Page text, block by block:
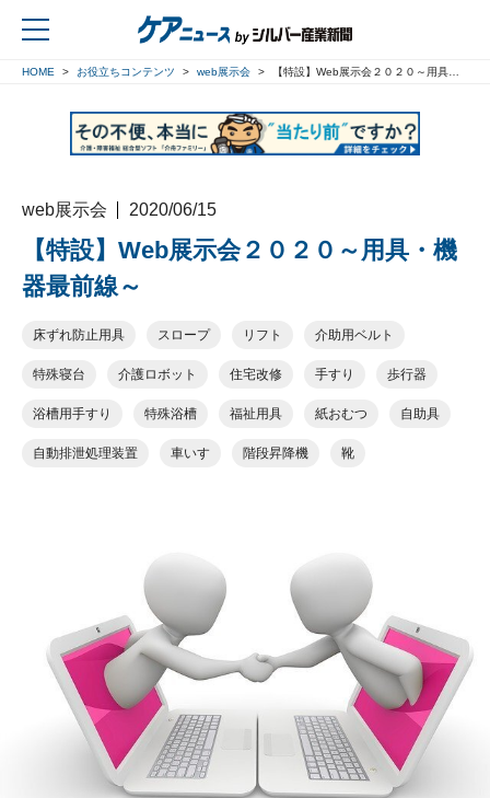
HOME お役立ちコンテンツ web展示会 【特設】Web展示会２０２０～用具・機器最前線～
web展示会 2020/06/15
【特設】Web展示会２０２０～用具・機
器最前線～
床ずれ防止用具 スロープ リフト 介助用ベルト
特殊寝台 介護ロボット 住宅改修 手すり 歩行器
浴槽用手すり 特殊浴槽 福祉用具 紙おむつ 自助具
自動排泄処理装置 車いす 階段昇降機 靴